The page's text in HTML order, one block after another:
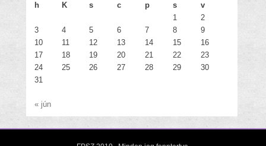
h
K s c p s
v
1
2
3
4 5 6 7 8
9
10
11 12 13 14 15
16
17
18 19 20 21 22
23
24
25 26 27 28 29
30
31
« jún